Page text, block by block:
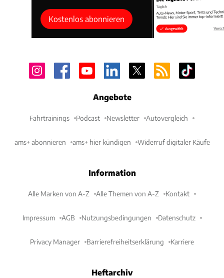
Kostenlos abonnieren
Angebote
Fahrtrainings Podcast Newsletter Autovergleich
ams+ abonnieren ams+ hier kündigen Widerruf digitaler Käufe
Information
Alle Marken von A-Z Alle Themen von A-Z Kontakt
Impressum AGB Nutzungsbedingungen Datenschutz
Privacy Manager Barrierefreiheitserklärung Karriere
Heftarchiv